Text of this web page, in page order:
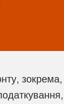
зокрема,